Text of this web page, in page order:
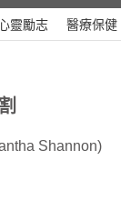
靈勵志 醫療保健
Shannon)